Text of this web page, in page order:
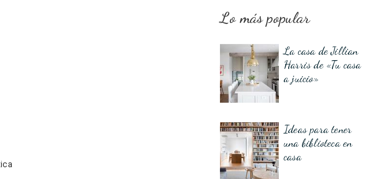
Lo más popular
La casa de Jillian
Harris de «Tu casa
a juicio»
Ideas para tener
una biblioteca en
casa